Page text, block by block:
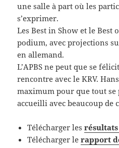
une salle à part où les
s’exprimer.
Les Best in Show et le Best
podium, avec projections
en allemand.
L’APBS ne peut que se
rencontre avec le KRV.
maximum pour que tout se
accueilli avec beaucoup de
Télécharger les
Télécharger lerapport